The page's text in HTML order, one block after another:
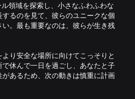
領域を探索し、小さなふわふわな
るのを見て、彼らのユニークな個
。最も重要なのは、彼らが生き残
り安全な場所に向けてこっそりと
休んで一日を過ごし、あなたと子
あるため、次の動きは慎重に計画